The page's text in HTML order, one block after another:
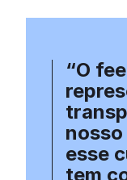
“O
esse
tem